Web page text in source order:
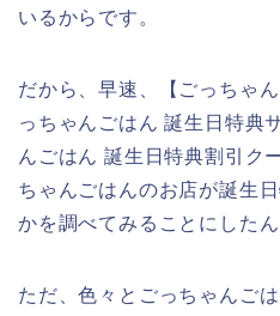
いるからです。
だから、早速、【ごっちゃ
っちゃんごはん 誕生日特典
んごはん 誕生日特典割引ク
ちゃんごはんのお店が誕生
かを調べてみることにしたん
ただ、色々とごっちゃんご